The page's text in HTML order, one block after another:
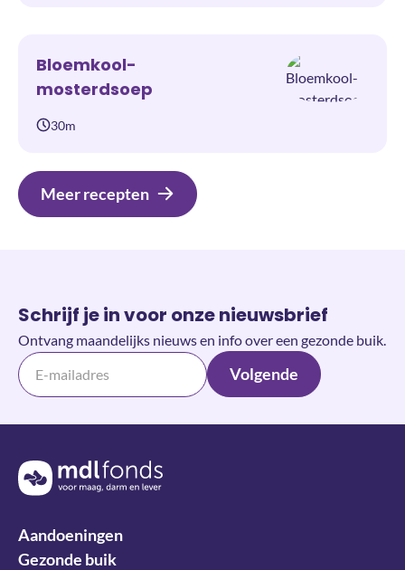
Bloemkool-
mosterdsoep
30m
Meer recepten
Schrijf je in voor onze nieuwsbrief
Ontvang maandelijks nieuws en info over een gezonde buik.
Volgende
Terug naar de homepage
Aandoeningen
Gezonde buik